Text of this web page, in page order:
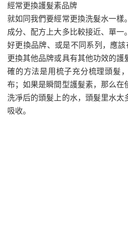
經常更換護髮素品牌
就如同我們要經常更換洗髮水一樣
成分、配方上大多比較接近、單一
好更換品牌、或是不同系列，應
更換其他品牌或具有其他功效的護
確的方法是用梳子充分梳理頭髮
布；如果是瞬間型護髮素，那么在
洗凈后的頭髮上的水，頭髮里水太
吸收。